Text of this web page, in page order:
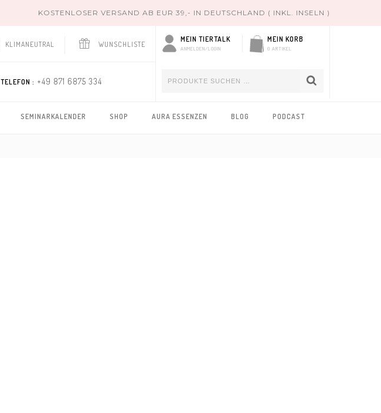
KOSTENLOSER VERSAND AB EUR 39,- IN DEUTSCHLAND ( INKL. INSELN )
MEIN TIERTALK
ANMELDEN/LOGIN
MEIN KORB
0 ARTIKEL
KLIMANEUTRAL WUNSCHLISTE
TELEFON : +49 871 6875 334
SEMINARKALENDER SHOP AURA ESSENZEN BLOG PODCAST